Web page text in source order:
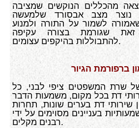
מהכללים הנוקשים שמציבה
נוצר מצב אבסורד שלמעשה
לשמור על התורה ולמנוע
זאת שגורמת בצורה עקיפה
להתבוללות בהיקפים עצומים.
ברפורמת הגיור
שרת המשפטים ציפי לבני, כל
דת בכל מקום, משמעות הדבר
שירותי דת בערים שונות, תחרות
בעניינים מסוימים על ידי
רבנים מקלים.